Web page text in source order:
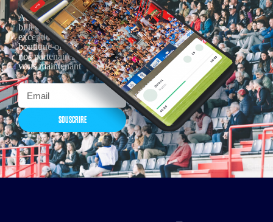
Actualités, nouveautés,
billetterie, remises
exceptionnelles dans la
boutique officielles & chez
nos partenaires… Inscrivez-
vous maintenant
SOUSCRIRE